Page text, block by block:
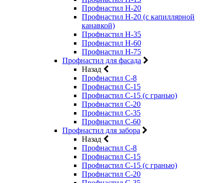
Профнастил Н-20
Профнастил Н-20 (с капиллярной
канавкой)
Профнастил Н-35
Профнастил Н-60
Профнастил Н-75
Профнастил для фасада
Назад
Профнастил С-8
Профнастил С-15
Профнастил С-15 (с гранью)
Профнастил С-20
Профнастил С-35
Профнастил С-60
Профнастил для забора
Назад
Профнастил С-8
Профнастил С-15
Профнастил С-15 (с гранью)
Профнастил С-20